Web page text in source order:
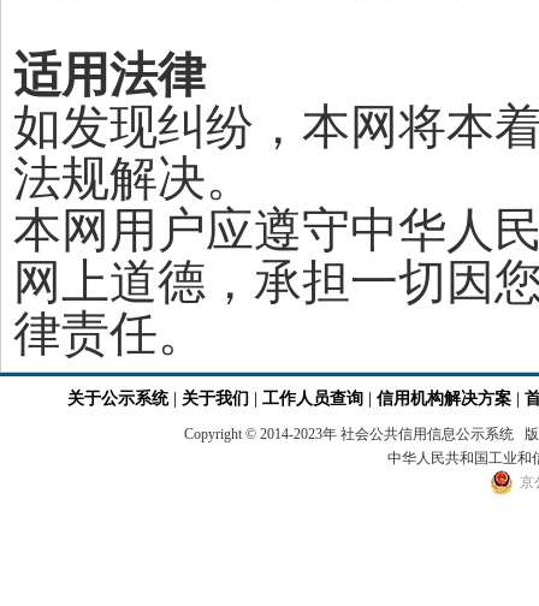
适用法律
如发现纠纷，本网将本
法规解决。
本网用户应遵守中华人
网上道德，承担一切因
律责任。
关于公示系统| 关于我们 工作人员查询 信用机构解决方案
Copyright © 2014-2023年 社会公共信用信息公示系
中华人民共和国工业和
京